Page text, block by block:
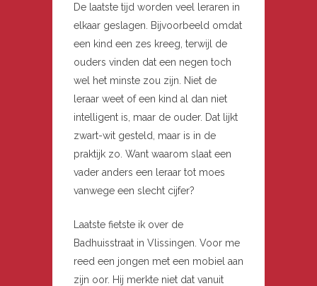
De laatste tijd worden veel leraren in
elkaar geslagen. Bijvoorbeeld omdat
een kind een zes kreeg, terwijl de
ouders vinden dat een negen toch
wel het minste zou zijn. Niet de
leraar weet of een kind al dan niet
intelligent is, maar de ouder. Dat lijkt
zwart-wit gesteld, maar is in de
praktijk zo. Want waarom slaat een
vader anders een leraar tot moes
vanwege een slecht cijfer?
Laatste fietste ik over de
Badhuisstraat in Vlissingen. Voor me
reed een jongen met een mobiel aan
zijn oor. Hij merkte niet dat vanuit